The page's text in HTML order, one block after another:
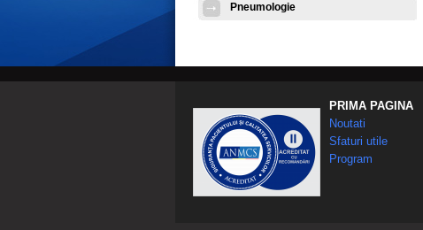
Pneumologie
PRIMA PAGINA
Noutati
Sfaturi utile
Program